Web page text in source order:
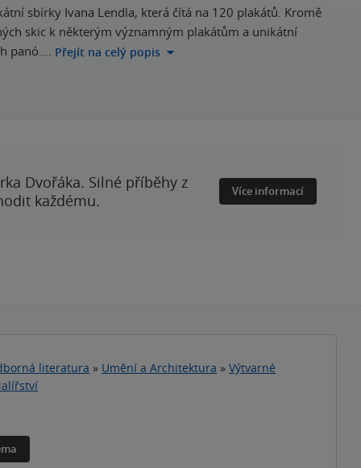
sbírky Ivana Lendla, která čítá na 120 plakátů. Kromě
skic k některým významným plakátům a unikátní
panó.… Přejít na celý popis
Dvořáka. Silné příběhy z
každému.
Více informací
literatura » Umění a Architektura »Výtvarné